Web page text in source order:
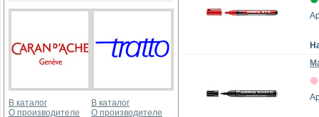
В каталог
О производителе
В каталог
О производителе